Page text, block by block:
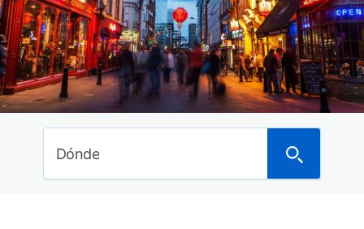
Ideas de viajes
Curiosidades del mundo
Noticias
Dónde anunciarte para alquilar tu piso o vivienda
a turistas
Dónde